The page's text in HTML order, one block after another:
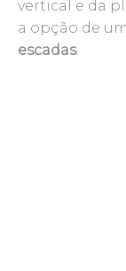
vertical e da
a opção de
escadas.